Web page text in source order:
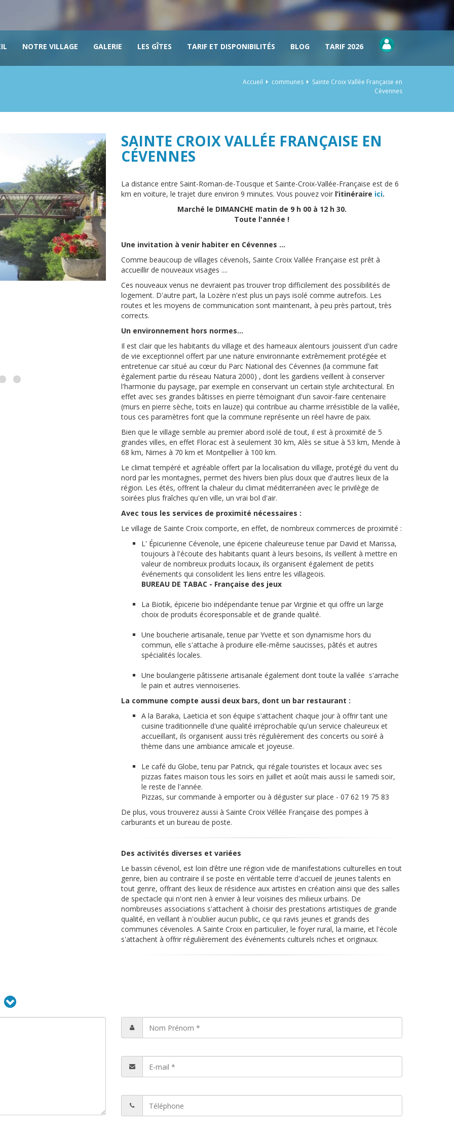
NOTRE VILLAGE GALERIE LES GÎTES TARIF ET DISPONIBILITÉS BLOG TARIF 2026
Accueil communes
Sainte Croix Vallée Française en
Cévennes
L' Epicurienne Cévenole
SAINTE CROIX VALLÉE FRANÇAISE EN
CÉVENNES
La distance entre Saint-Roman-de-Tousque et Sainte-Croix-Vallée-Française est de 6
km en voiture, le trajet dure environ 9 minutes. Vous pouvez voir l’itinéraire ici.
Marché le DIMANCHE matin de 9 h 00 à 12 h 30.
Toute l'année !
Une invitation à venir habiter en Cévennes ...
Comme beaucoup de villages cévenols, Sainte Croix Vallée Française est prêt à
accueillir de nouveaux visages ....
Ces nouveaux venus ne devraient pas trouver trop difficilement des possibilités de
logement. D'autre part, la Lozère n'est plus un pays isolé comme autrefois. Les
routes et les moyens de communication sont maintenant, à peu près partout, très
corrects.
Un environnement hors normes...
Il est clair que les habitants du village et des hameaux alentours jouissent d'un cadre
de vie exceptionnel offert par une nature environnante extrêmement protégée et
entretenue car situé au cœur du Parc National des Cévennes (la commune fait
également partie du réseau Natura 2000) , dont les gardiens veillent à conserver
l'harmonie du paysage, par exemple en conservant un certain style architectural. En
effet avec ses grandes bâtisses en pierre témoignant d'un savoir-faire centenaire
(murs en pierre sèche, toits en lauze) qui contribue au charme irrésistible de la vallée,
tous ces paramètres font que la commune représente un réel havre de paix.
Bien que le village semble au premier abord isolé de tout, il est à proximité de 5
grandes villes, en effet Florac est à seulement 30 km, Alès se situe à 53 km, Mende à
68 km, Nimes à 70 km et Montpellier à 100 km.
Le climat tempéré et agréable offert par la localisation du village, protégé du vent du
nord par les montagnes, permet des hivers bien plus doux que d'autres lieux de la
région. Les étés, offrent la chaleur du climat méditerranéen avec le privilège de
soirées plus fraîches qu'en ville, un vrai bol d'air.
Avec tous les services de proximité nécessaires :
Le village de Sainte Croix comporte, en effet, de nombreux commerces de proximité :
L' Épicurienne Cévenole, une épicerie chaleureuse tenue par David et Marissa,
toujours à l'écoute des habitants quant à leurs besoins, ils veillent à mettre en
valeur de nombreux produits locaux, ils organisent également de petits
événements qui consolident les liens entre les villageois.
BUREAU DE TABAC - Française des jeux
La Biotik, épicerie bio indépendante tenue par Virginie et qui offre un large
choix de produits écoresponsable et de grande qualité.
Une boucherie artisanale, tenue par Yvette et son dynamisme hors du
commun, elle s'attache à produire elle-même saucisses, pâtés et autres
spécialités locales.
Une boulangerie pâtisserie artisanale également dont toute la vallée s'arrache
le pain et autres viennoiseries.
La commune compte aussi deux bars, dont un bar restaurant :
A la Baraka, Laeticia et son équipe s'attachent chaque jour à offrir tant une
cuisine traditionnelle d'une qualité irréprochable qu'un service chaleureux et
accueillant, ils organisent aussi très régulièrement des concerts ou soiré à
thème dans une ambiance amicale et joyeuse.
Le café du Globe, tenu par Patrick, qui régale touristes et locaux avec ses
pizzas faites maison tous les soirs en juillet et août mais aussi le samedi soir,
le reste de l'année.
Pizzas, sur commande à emporter ou à déguster sur place - 07 62 19 75 83
De plus, vous trouverez aussi à Sainte Croix Véllée Française des pompes à
carburants et un bureau de poste.
Des activités diverses et variées
Le bassin cévenol, est loin d’être une région vide de manifestations culturelles en tout
genre, bien au contraire il se poste en véritable terre d'accueil de jeunes talents en
tout genre, offrant des lieux de résidence aux artistes en création ainsi que des salles
de spectacle qui n'ont rien à envier à leur voisines des milieux urbains. De
nombreuses associations s'attachent à choisir des prestations artistiques de grande
qualité, en veillant à n'oublier aucun public, ce qui ravis jeunes et grands des
communes cévenoles. A Sainte Croix en particulier, le foyer rural, la mairie, et l'école
s'attachent à offrir régulièrement des événements culturels riches et originaux.